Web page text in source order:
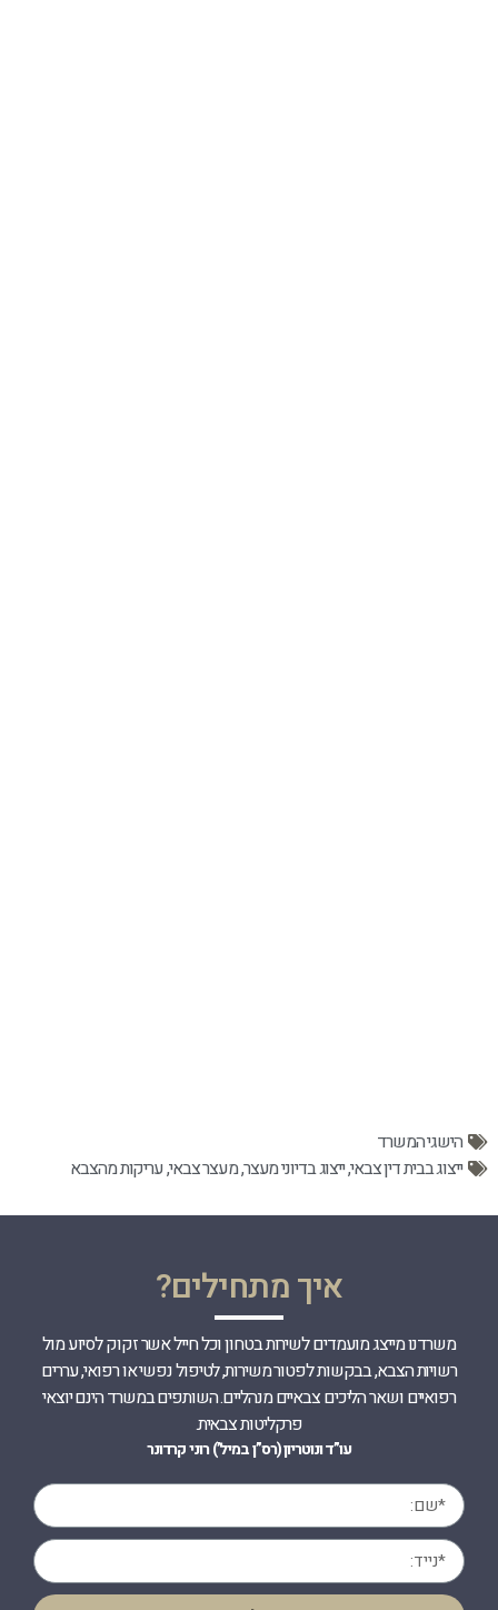
הישגי המשרד
ייצוג בבית דין צבאי,ייצוג בדיוני מעצר,מעצר צבאי,עריקות מהצבא
איך מתחילים?
משרדנו מייצג מועמדים לשירות בטחון וכל חייל אשר זקוק לסיוע מול
רשויות הצבא, בבקשות לפטור משירות, לטיפול נפשי או רפואי, עררים
רפואיים ושאר הליכים צבאיים מנהליים. השותפים במשרד הינם יוצאי
פרקליטות צבאית.
עו”ד ונוטריון (רס”ן במיל’) רוני קרדונר